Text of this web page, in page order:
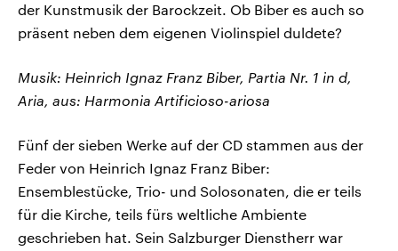
der Kunstmusik der Barockzeit. Ob Biber es auch so
präsent neben dem eigenen Violinspiel duldete?
Musik: Heinrich Ignaz Franz Biber, Partia Nr. 1 in d,
Aria, aus: Harmonia Artificioso-ariosa
Fünf der sieben Werke auf der CD stammen aus der
Feder von Heinrich Ignaz Franz Biber:
Ensemblestücke, Trio- und Solosonaten, die er teils
für die Kirche, teils fürs weltliche Ambiente
geschrieben hat. Sein Salzburger Dienstherr war